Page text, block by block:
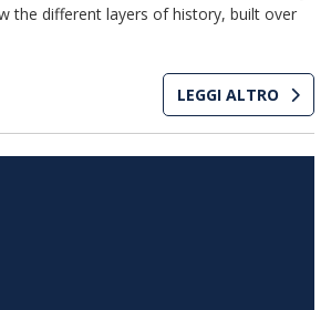
the different layers of history, built over
LEGGI ALTRO